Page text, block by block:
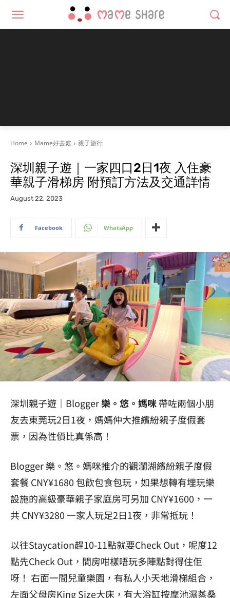
Home Mame好去處 親子旅行
深圳親子遊｜一家四口2日1夜 入住豪
華親子滑梯房 附預訂方法及交通詳情
August 22, 2023
Facebook WhatsApp
深圳親子遊｜Blogger樂。悠。媽咪帶咗兩個小朋
友去東莞玩2日1夜，媽媽仲大推繽紛親子度假套
票，因為性價比真係高！
Blogger 樂。悠。媽咪推介的觀瀾湖繽紛親子度假
套餐 CNY¥1680 包飲包食包玩，如果想轉有埋玩樂
設施的高級豪華親子家庭房可另加 CNY¥1600，一
共 CNY¥3280 一家人玩足2日1夜，非常抵玩！
以往Staycation趕10-11點就要Check Out，呢度12
點先Check Out，間房咁樣唔玩多陣點對得住佢
呀！ 右面一間兒童樂園，有私人小天地滑梯組合，
左面父母房King Size大床，有大浴缸按摩池濕蒸桑